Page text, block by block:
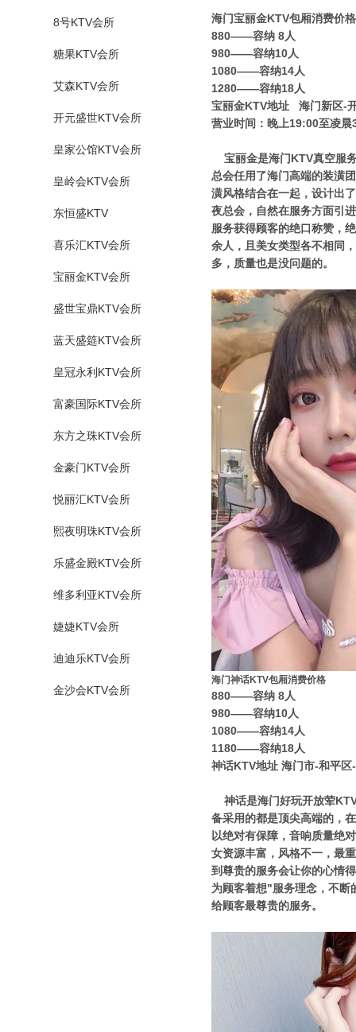
8号KTV会所
糖果KTV会所
艾森KTV会所
开元盛世KTV会所
皇家公馆KTV会所
皇岭会KTV会所
东恒盛KTV
喜乐汇KTV会所
宝丽金KTV会所
盛世宝鼎KTV会所
蓝天盛筵KTV会所
皇冠永利KTV会所
富豪国际KTV会所
东方之珠KTV会所
金豪门KTV会所
悦丽汇KTV会所
熙夜明珠KTV会所
乐盛金殿KTV会所
维多利亚KTV会所
婕婕KTV会所
迪迪乐KTV会所
金沙会KTV会所
海门宝丽金KTV包厢消费价格
880——容纳 8人
980——容纳10人
1080——容纳14人
1280——容纳18人
宝丽金KTV地址 海门新区-
营业时间：晚上19:00至凌晨
宝丽金是海门KTV真空服
总会任用了海门高端的装潢
潢风格结合在一起，设计出
夜总会，自然在服务方面引
服务获得顾客的绝口称赞，
余人，且美女类型各不相同
多，质量也是没问题的。
海门神话KTV包厢消费价格
880——容纳 8人
980——容纳10人
1080——容纳14人
1180——容纳18人
神话KTV地址 海门市-和平
神话是海门好玩开放荤
备采用的都是顶尖高端的，
以绝对有保障，音响质量绝
女资源丰富，风格不一，最
到尊贵的服务会让你的心情
为顾客着想"服务理念，不断
给顾客最尊贵的服务。